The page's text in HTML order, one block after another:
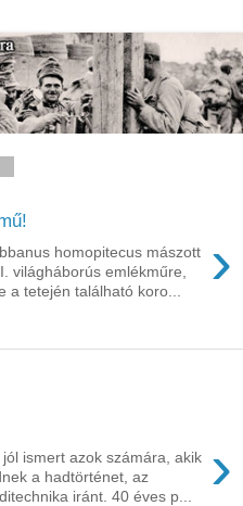
›
homopitecus mászott
világháborús emlékműre,
a tetején található koro...
›
ismert azok számára, akik
a hadtörténet, az
iránt. 40 éves p...